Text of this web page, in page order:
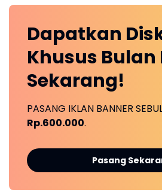
Dapatkan
Khusus Bulan
Sekarang!
PASANG IKLAN BANNER
Rp.600.000.
Pasang